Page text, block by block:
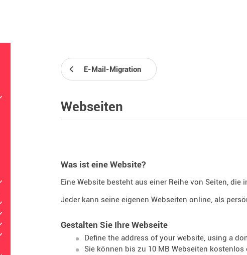
E-Mail-Migration
Webseiten
Was ist eine Website?
Eine Website besteht aus einer Reihe von Seiten,
Jeder kann seine eigenen Webseiten online, als
Gestalten Sie Ihre Webseite
Define the address of your website, using a
Sie können bis zu 10 MB Webseiten